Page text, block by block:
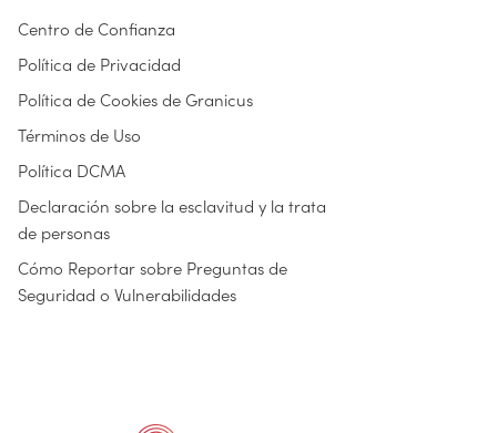
Centro de Confianza
Política de Privacidad
Política de Cookies de Granicus
Términos de Uso
Política DCMA
Declaración sobre la esclavitud y la trata
de personas
Cómo Reportar sobre Preguntas de
Seguridad o Vulnerabilidades